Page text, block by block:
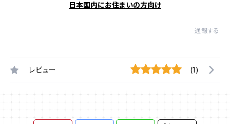
日本国内にお住まいの方向け
通報する
レビュー (1)